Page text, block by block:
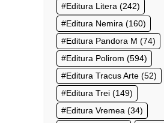
Editura Litera (242)
Editura Nemira (160)
Editura Pandora M (74)
Editura Polirom (594)
Editura Tracus Arte (52)
Editura Trei (149)
Editura Vremea (34)